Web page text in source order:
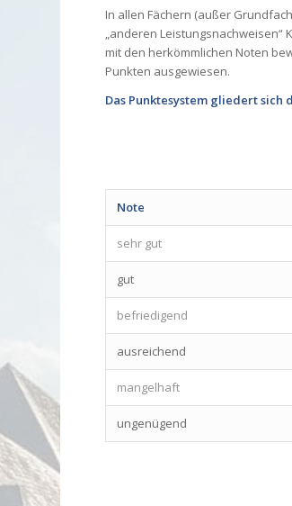
In allen Fächern (außer
„anderen Leistungsnachweisen“
mit den herkömmlichen Noten
Punkten ausgewiesen.
Das Punktesystem gliedert sich
Note
sehr gut
gut
befriedigend
ausreichend
mangelhaft
ungenügend